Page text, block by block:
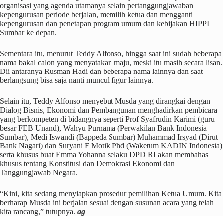
organisasi yang agenda utamanya selain pertanggungjawaban
kepengurusan periode berjalan, memilih ketua dan mengganti
kepengurusan dan penetapan program umum dan kebijakan HIPPI
Sumbar ke depan.
Sementara itu, menurut Teddy Alfonso, hingga saat ini sudah beberapa
nama bakal calon yang menyatakan maju, meski itu masih secara lisan.
Dii antaranya Rusman Hadi dan beberapa nama lainnya dan saat
berlangsung bisa saja nanti muncul figur lainnya.
Selain itu, Teddy Alfonso menyebut Musda yang dirangkai dengan
Dialog Bisnis, Ekonomi dan Pembangunan menghadirkan pembicara
yang berkompeten di bidangnya seperti Prof Syafrudin Karimi (guru
besar FEB Unand), Wahyu Purnama (Perwakilan Bank Indonesia
Sumbar), Medi Iswandi (Bappeda Sumbar) Muhammad Irsyad (Dirut
Bank Nagari) dan Suryani F Motik Phd (Waketum KADIN Indonesia)
serta khusus buat Emma Yohanna selaku DPD RI akan membahas
khusus tentang Konstitusi dan Demokrasi Ekonomi dan
Tanggungjawab Negara.
“Kini, kita sedang menyiapkan prosedur pemilihan Ketua Umum. Kita
berharap Musda ini berjalan sesuai dengan susunan acara yang telah
kita rancang,” tutupnya. ag